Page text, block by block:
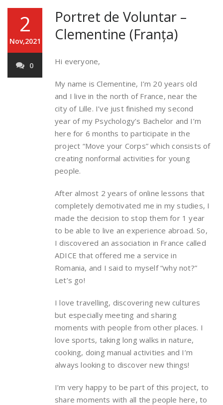
2
Nov,2021
0
Portret de Voluntar –
Clementine (Franța)
Hi everyone,
My name is Clementine, I’m 20 years old
and I live in the north of France, near the
city of Lille. I’ve just finished my second
year of my Psychology’s Bachelor and I’m
here for 6 months to participate in the
project “Move your Corps” which consists of
creating nonformal activities for young
people.
After almost 2 years of online lessons that
completely demotivated me in my studies, I
made the decision to stop them for 1 year
to be able to live an experience abroad. So,
I discovered an association in France called
ADICE that offered me a service in
Romania, and I said to myself “why not?”
Let’s go!
I love travelling, discovering new cultures
but especially meeting and sharing
moments with people from other places. I
love sports, taking long walks in nature,
cooking, doing manual activities and I’m
always looking to discover new things!
I’m very happy to be part of this project, to
share moments with all the people here, to